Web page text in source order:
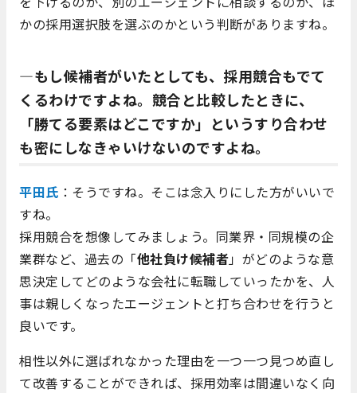
かの採用選択肢を選ぶのかという判断がありますね。
―もし候補者がいたとしても、採用競合もでて
くるわけですよね。競合と比較したときに、
「勝てる要素はどこですか」というすり合わせ
も密にしなきゃいけないのですよね。
平田氏 ：そうですね。そこは念入りにした方がいいで
すね。
採用競合を想像してみましょう。同業界・同規模の企
業群など、過去の「他社負け候補者」がどのような意
思決定してどのような会社に転職していったかを、人
事は親しくなったエージェントと打ち合わせを行うと
良いです。
相性以外に選ばれなかった理由を一つ一つ見つめ直し
て改善することができれば、採用効率は間違いなく向